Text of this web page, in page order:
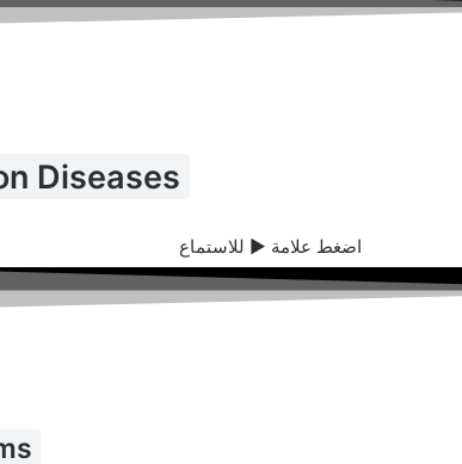
Diseases
اضغط علامة ▶️ للاستماع